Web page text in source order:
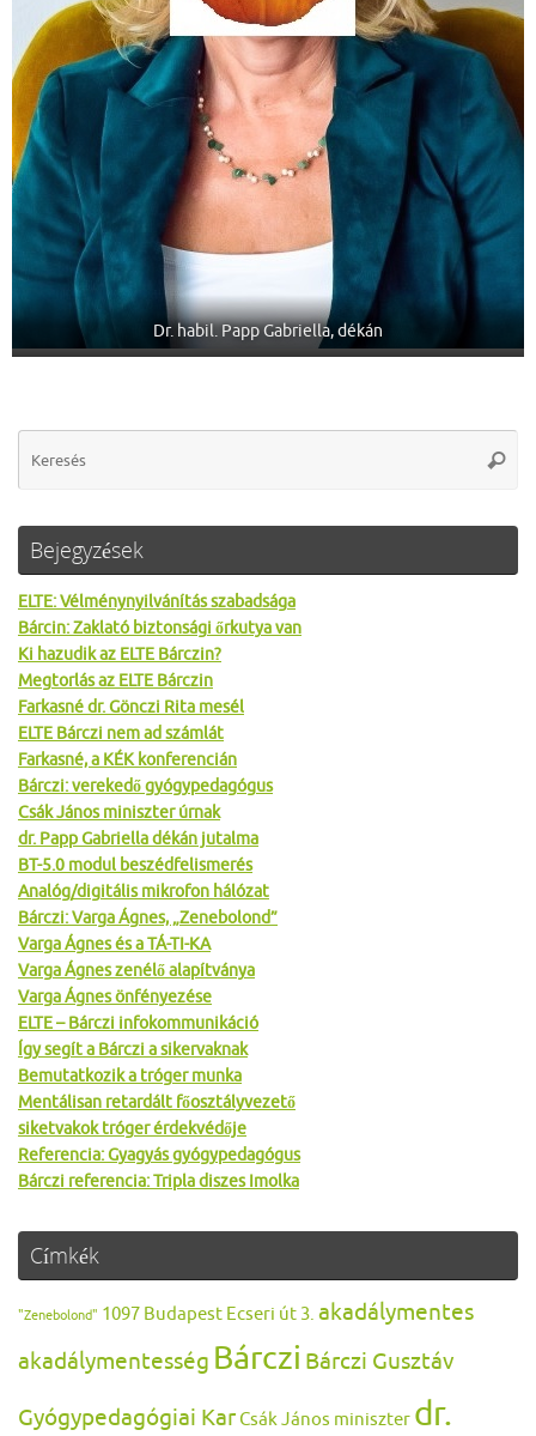
Dr. habil. Papp Gabriella, dékán
Bejegyzések
ELTE: Vélménynyilvánítás szabadsága
Bárcin: Zaklató biztonsági őrkutya van
Ki hazudik az ELTE Bárczin?
Megtorlás az ELTE Bárczin
Farkasné dr. Gönczi Rita mesél
ELTE Bárczi nem ad számlát
Farkasné, a KÉK konferencián
Bárczi: verekedő gyógypedagógus
Csák János miniszter úrnak
dr. Papp Gabriella dékán jutalma
BT-5.0 modul beszédfelismerés
Analóg/digitális mikrofon hálózat
Bárczi: Varga Ágnes, „Zenebolond”
Varga Ágnes és a TÁ-TI-KA
Varga Ágnes zenélő alapítványa
Varga Ágnes önfényezése
ELTE – Bárczi infokommunikáció
Így segít a Bárczi a sikervaknak
Bemutatkozik a tróger munka
Mentálisan retardált főosztályvezető
siketvakok tróger érdekvédője
Referencia: Gyagyás gyógypedagógus
Bárczi referencia: Tripla diszes Imolka
Címkék
"Zenebolond" 1097 Budapest Ecseri út 3. akadálymentes
akadálymentesség Bárczi Bárczi Gusztáv
Gyógypedagógiai KarCsák János miniszter dr.